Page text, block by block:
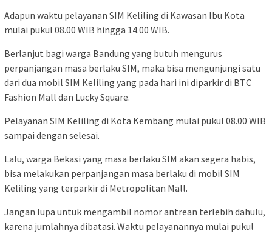
Adapun waktu pelayanan SIM Keliling di Kawasan Ibu Kota
mulai pukul 08.00 WIB hingga 14.00 WIB.
Berlanjut bagi warga Bandung yang butuh mengurus
perpanjangan masa berlaku SIM, maka bisa mengunjungi satu
dari dua mobil SIM Keliling yang pada hari ini diparkir di BTC
Fashion Mall dan Lucky Square.
Pelayanan SIM Keliling di Kota Kembang mulai pukul 08.00 WIB
sampai dengan selesai.
Lalu, warga Bekasi yang masa berlaku SIM akan segera habis,
bisa melakukan perpanjangan masa berlaku di mobil SIM
Keliling yang terparkir di Metropolitan Mall.
Jangan lupa untuk mengambil nomor antrean terlebih dahulu,
karena jumlahnya dibatasi. Waktu pelayanannya mulai pukul